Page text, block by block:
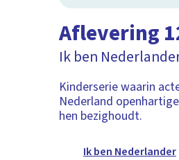
Aflevering
Ik ben
Kinderserie waarin
Nederland
hen bezighoudt.
Ik ben Nederlander